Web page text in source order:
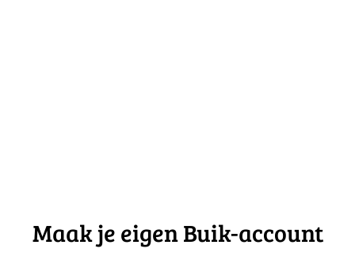
Maak je eigen Buik-account